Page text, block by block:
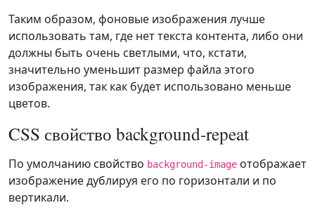
Таким образом, фоновые изображения лучше
использовать там, где нет текста контента, либо они
должны быть очень светлыми, что, кстати,
значительно уменьшит размер файла этого
изображения, так как будет использовано меньше
цветов.
CSS свойство background-repeat
По умолчанию свойство background-image отображает
изображение дублируя его по горизонтали и по
вертикали.